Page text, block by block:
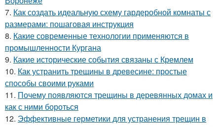
7. Как создать идеальную схему гардеробной комнаты с
размерами: пошаговая инструкция
8. Какие современные технологии применяются в
промышленности Кургана
9. Какие исторические события связаны с Кремлем
10. Как устранить трещины в древесине: простые
способы своими руками
11. Почему появляются трещины в деревянных домах и
как с ними бороться
12. Эффективные герметики для устранения трещин в